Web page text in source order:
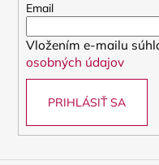
Email
Vložením e-mailu
osobných údajov
PRIHLÁSIŤ SA